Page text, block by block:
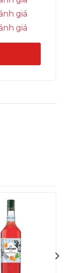
Smoothie,
các công
giá
giá